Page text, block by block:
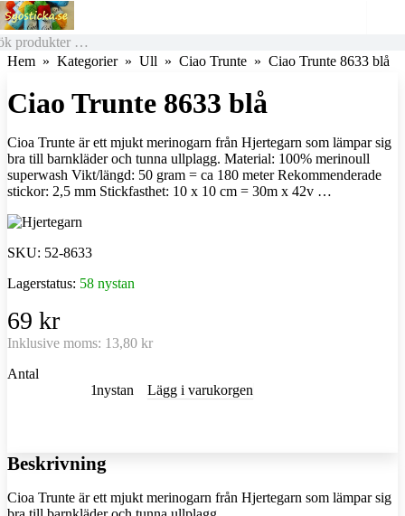
Hem Kategorier Ull Ciao Trunte Ciao Trunte 8633 blå
Ciao Trunte 8633 blå
Cioa Trunte är ett mjukt merinogarn från Hjertegarn som lämpar sig
bra till barnkläder och tunna ullplagg. Material: 100% merinoull
superwash Vikt/längd: 50 gram = ca 180 meter Rekommenderade
stickor: 2,5 mm Stickfasthet: 10 x 10 cm = 30m x 42v …
SKU: 52-8633
Lagerstatus: 58 nystan
69 kr
Inklusive moms: 13,80 kr
Antal
nystan
Lägg i varukorgen
Beskrivning
Cioa Trunte är ett mjukt merinogarn från Hjertegarn som lämpar sig